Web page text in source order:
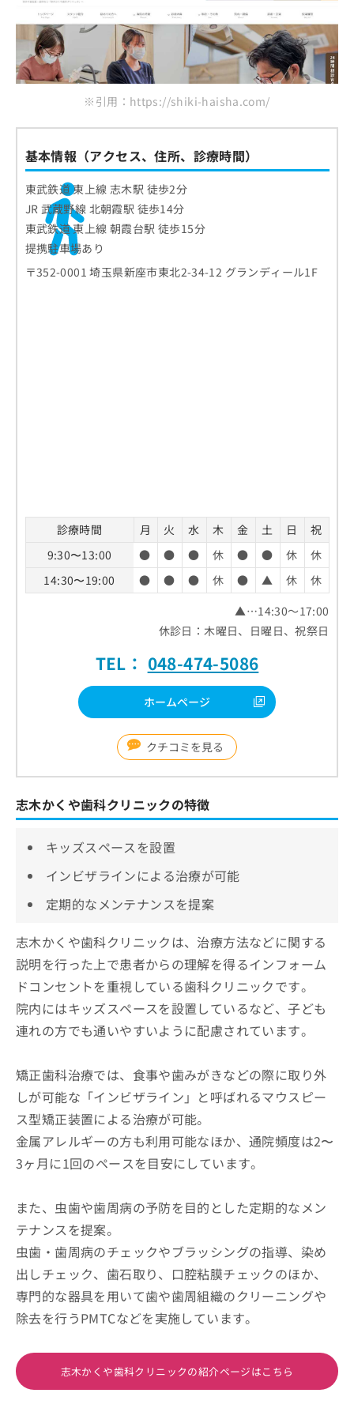
※引用：https://shiki-haisha.com/
基本情報（アクセス、住所、診療時間）
東武鉄道 東上線 志木駅 徒歩2分
JR 武蔵野線 北朝霞駅 徒歩14分
東武鉄道 東上線 朝霞台駅 徒歩15分
提携駐車場あり
〒352-0001 埼玉県新座市東北2-34-12 グランディール1F
診療時間 月 火 水 木 金 土 日
祝
9:30〜13:00
● ● ● 休 ● ● 休
休
14:30〜19:00
● ● ● 休 ● ▲ 休
休
▲…14:30～17:00
休診日：木曜日、日曜日、祝祭日
TEL： 048-474-5086
ホームページ
クチコミを見る
志木かくや歯科クリニックの特徴
キッズスペースを設置
インビザラインによる治療が可能
定期的なメンテナンスを提案
志木かくや歯科クリニックは、治療方法などに関する
説明を行った上で患者からの理解を得るインフォーム
ドコンセントを重視している歯科クリニックです。
院内にはキッズスペースを設置しているなど、子ども
連れの方でも通いやすいように配慮されています。
矯正歯科治療では、食事や歯みがきなどの際に取り外
しが可能な「インビザライン」と呼ばれるマウスピー
ス型矯正装置による治療が可能。
金属アレルギーの方も利用可能なほか、通院頻度は2〜
3ヶ月に1回のペースを目安にしています。
また、虫歯や歯周病の予防を目的とした定期的なメン
テナンスを提案。
虫歯・歯周病のチェックやブラッシングの指導、染め
出しチェック、歯石取り、口腔粘膜チェックのほか、
専門的な器具を用いて歯や歯周組織のクリーニングや
除去を行うPMTCなどを実施しています。
志木かくや歯科クリニックの紹介ページはこちら